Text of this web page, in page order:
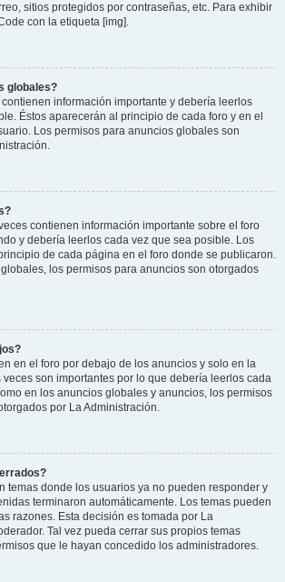
sitios protegidos por contraseñas, etc. Para exhibir
con la etiqueta [img].
globales?
información importante y debería leerlos
Éstos aparecerán al principio de cada foro y en el
Los permisos para anuncios globales son
contienen información importante sobre el foro
y debería leerlos cada vez que sea posible. Los
de cada página en el foro donde se publicaron.
los permisos para anuncios son otorgados
en el foro por debajo de los anuncios y solo en la
son importantes por lo que debería leerlos cada
en los anuncios globales y anuncios, los permisos
por La Administración.
temas donde los usuarios ya no pueden responder y
terminaron automáticamente. Los temas pueden
razones. Esta decisión es tomada por La
Tal vez pueda cerrar sus propios temas
que le hayan concedido los administradores.